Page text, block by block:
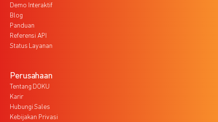
Demo Interaktif
Blog
Panduan
Referensi API
Status Layanan
Perusahaan
Tentang DOKU
Karir
Hubungi Sales
Kebijakan Privasi